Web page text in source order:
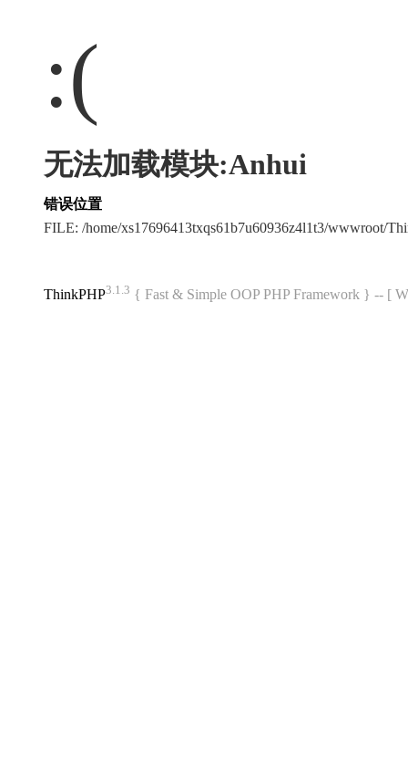
:(
无法加载模块:Anhui
错误位置
FILE: /home/xs17696413txqs61b7u60936z4l1t3/wwwroot/
ThinkPHP3.1.3 { Fast & Simple OOP PHP Framework } -- [